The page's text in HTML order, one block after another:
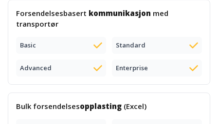
Forsendelsesbasert kommunikasjon med
transportør
Basic Standard
Advanced Enterprise
Bulk forsendelsesopplasting (Excel)